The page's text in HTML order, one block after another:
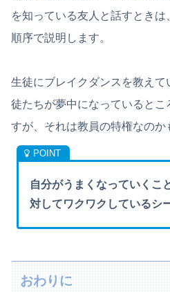
を知っている友人と話すとき
順序で説明します。
生徒にブレイクダンスを教え
徒たちが夢中になっているとこ
すが、それは教員の特権なのか
自分がうまくなっていくこ
対してワクワクしているシ
おわりに